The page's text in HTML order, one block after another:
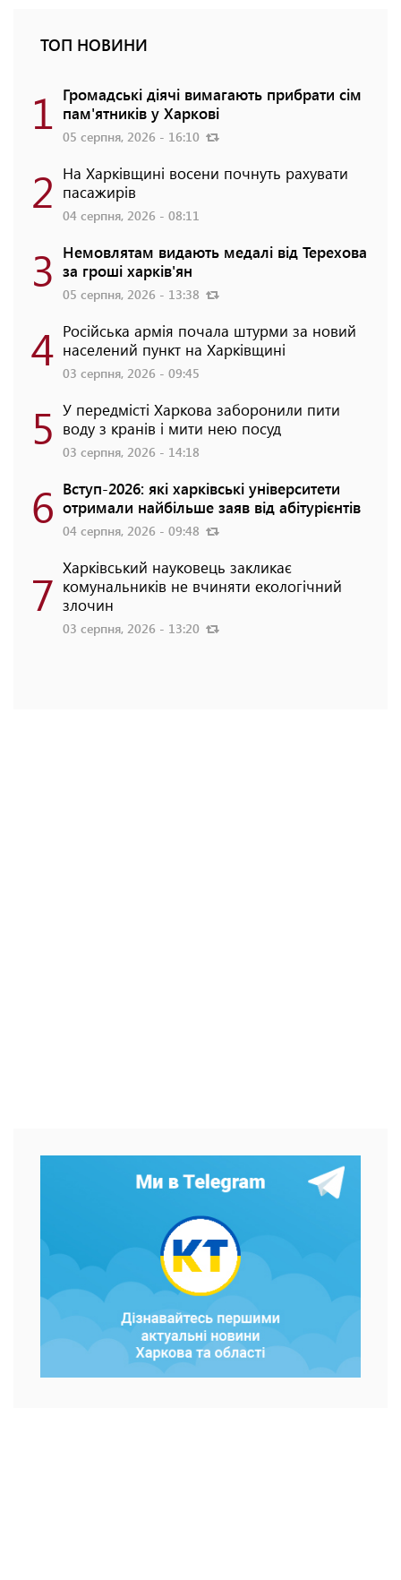
ТОП НОВИНИ
1 Громадські діячі вимагають прибрати сім
пам'ятників у Харкові
05 серпня, 2026 - 16:10
2 На Харківщині восени почнуть рахувати
пасажирів
04 серпня, 2026 - 08:11
3 Немовлятам видають медалі від Терехова
за гроші харків'ян
05 серпня, 2026 - 13:38
4 Російська армія почала штурми за новий
населений пункт на Харківщині
03 серпня, 2026 - 09:45
5 У передмісті Харкова заборонили пити
воду з кранів і мити нею посуд
03 серпня, 2026 - 14:18
6 Вступ-2026: які харківські університети
отримали найбільше заяв від абітурієнтів
04 серпня, 2026 - 09:48
7 Харківський науковець закликає
комунальників не вчиняти екологічний
злочин
03 серпня, 2026 - 13:20